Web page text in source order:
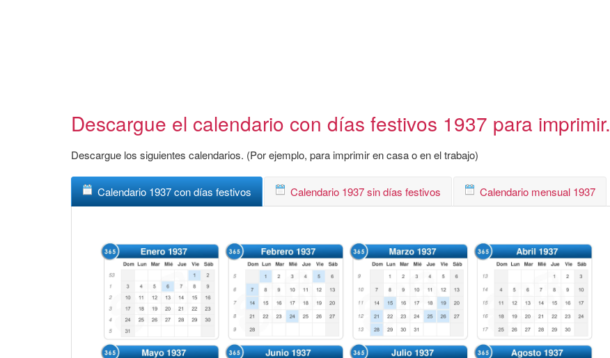
Descargue el calendario con días festivos 1937 para imprimir.
Descargue los siguientes calendarios. (Por ejemplo, para imprimir en casa o en el trabajo)
Calendario 1937 con días festivos Calendario 1937 sin días festivos Calendario mensual 1937